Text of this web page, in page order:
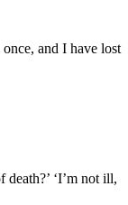
and I have lost
‘I’m not ill,